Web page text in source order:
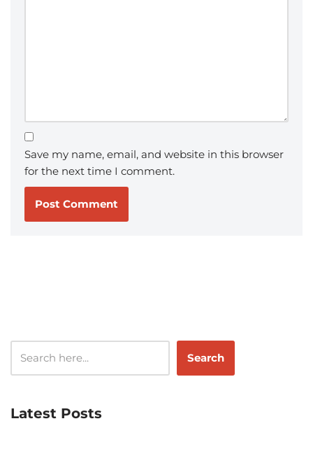
Save my name, email, and website in this browser
for the next time I comment.
Search
Latest Posts